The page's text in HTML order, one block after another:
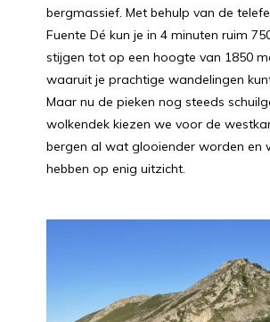
bergmassief. Met behulp van de
Fuente Dé kun je in 4 minuten ruim
stijgen tot op een hoogte van 1850
waaruit je prachtige wandelingen
Maar nu de pieken nog steeds
wolkendek kiezen we voor de
bergen al wat glooiender worden en
hebben op enig uitzicht.